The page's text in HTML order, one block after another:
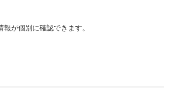
が個別に確認できます。